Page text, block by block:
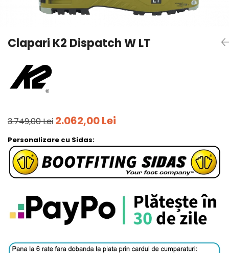
Pantaloni outdoor
Curele
Sepci
Bustiere
Underwear
Clapari K2 Dispatch W LT
3.749,00 Lei 2.062,00 Lei
Personalizare cu Sidas: